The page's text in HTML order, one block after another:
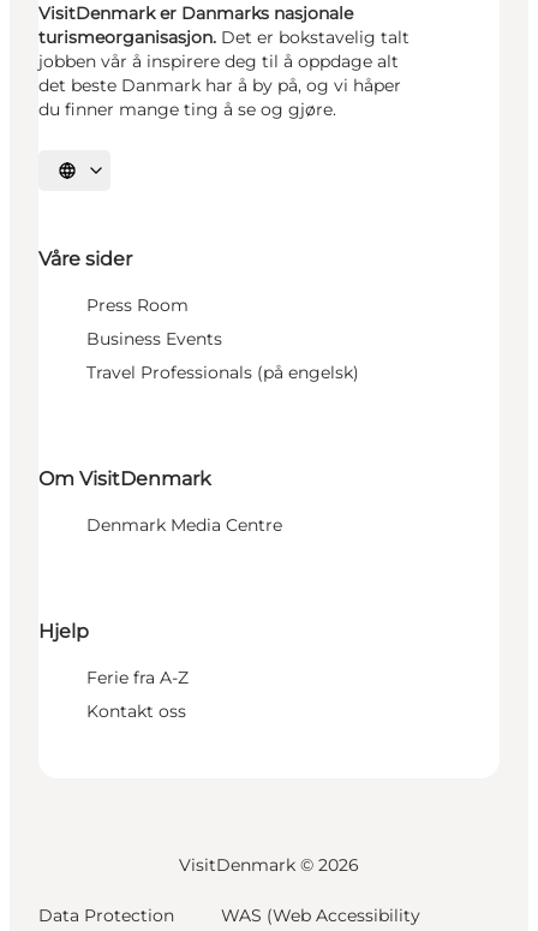
VisitDenmark er Danmarks nasjonale
turismeorganisasjon. Det er bokstavelig talt
jobben vår å inspirere deg til å oppdage alt
det beste Danmark har å by på, og vi håper
du finner mange ting å se og gjøre.
Velg språk
Våre sider
Press Room
Business Events
Travel Professionals (på engelsk)
Om VisitDenmark
Denmark Media Centre
Hjelp
Ferie fra A-Z
Kontakt oss
VisitDenmark © 2026
Data Protection
WAS (Web Accessibility